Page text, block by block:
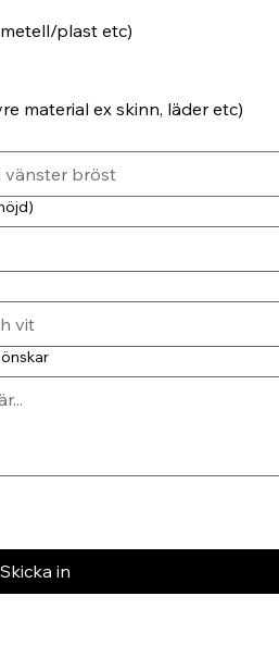
plast etc)
material ex skinn, läder etc)
Skicka in